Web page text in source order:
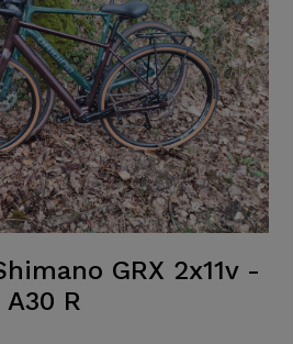
GRX 2x11v -
R